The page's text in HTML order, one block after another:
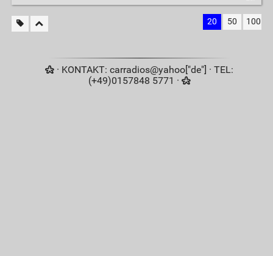
20 50 100
· KONTAKT: carradios@yahoo["de"] · TEL:
(+49)0157848 5771 ·